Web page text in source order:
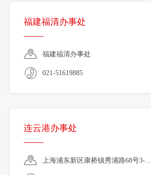
福建福清办事处
福建福清办事处
021-51619885
连云港办事处
上海浦东新区康桥镇秀浦路68号3-...